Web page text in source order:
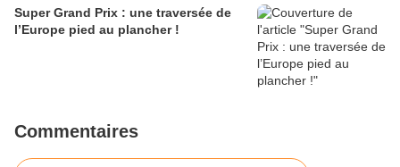
Super Grand Prix : une traversée de
l’Europe pied au plancher !
Commentaires